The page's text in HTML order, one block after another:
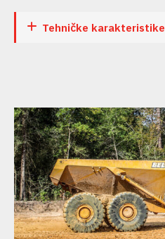
Tehničke karakteristike